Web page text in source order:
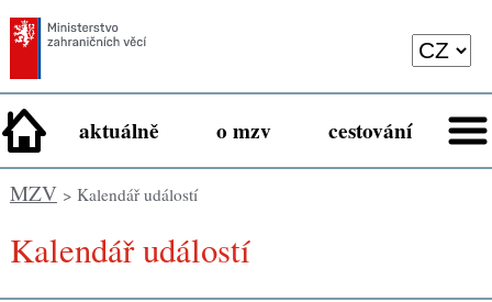
aktuálně o mzv cestování
MZV> Kalendář událostí
Kalendář událostí